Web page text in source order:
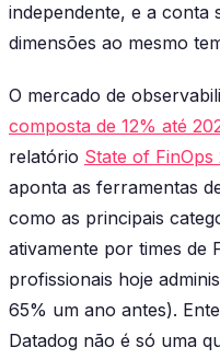
independente, e a conta
dimensões ao mesmo
O mercado de
composta de 12% até
relatório State of FinOps
aponta as ferramentas
como as principais
ativamente por times de
profissionais hoje
65% um ano antes).
Datadog não é só uma